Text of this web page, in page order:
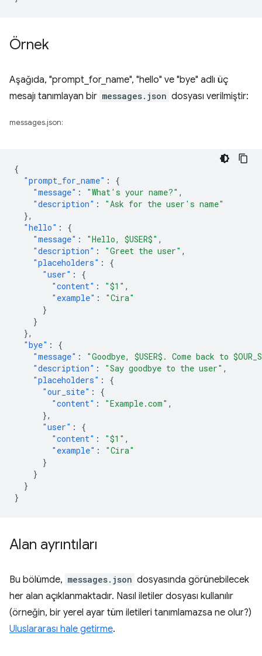
Örnek
Aşağıda, "prompt_for_name", "hello" ve "bye" adlı üç
mesajı tanımlayan bir messages.json dosyası verilmiştir:
messages.json:
{
"prompt_for_name" :
{
"message" : "What's your name?" ,
"description" :
"Ask for the user's name"
},
"hello" :
{
"message" : "Hello, $USER$" ,
"description" : "Greet the user" ,
"placeholders" :
{
"user" :
{
"content" : "$1" ,
"example" :
"Cira"
}
}
},
"bye" :
{
"message" :
"Goodbye, $USER$. Come back to
"description" : "Say goodbye to the user" ,
"placeholders" :
{
"our_site" :
{
"content" : "Example.com" ,
},
"user" :
{
"content" : "$1" ,
"example" :
"Cira"
}
}
}
}
Alan ayrıntıları
Bu bölümde, messages.json dosyasında görünebilecek
her alan açıklanmaktadır. Nasıl iletiler dosyası kullanılır
(örneğin, bir yerel ayar tüm iletileri tanımlamazsa ne olur?)
Uluslararası hale getirme.